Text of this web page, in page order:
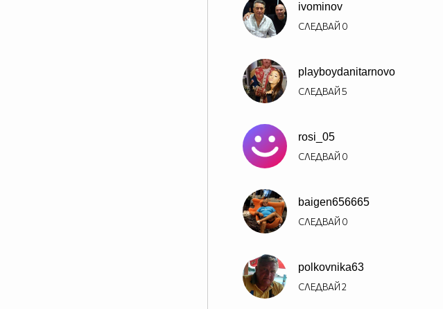
ivominov
СЛЕДВАЙ 0
playboydanitarnovo
СЛЕДВАЙ5
rosi_05
СЛЕДВАЙ 0
baigen656665
СЛЕДВАЙ 0
polkovnika63
СЛЕДВАЙ2